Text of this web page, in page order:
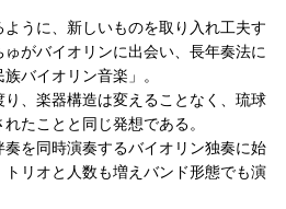
うに、新しいものを取り入れ工夫す
がバイオリンに出会い、長年奏法に
バイオリン音楽」。
、楽器構造は変えることなく、琉球
たことと同じ発想である。
を同時演奏するバイオリン独奏に始
リオと人数も増えバンド形態でも演